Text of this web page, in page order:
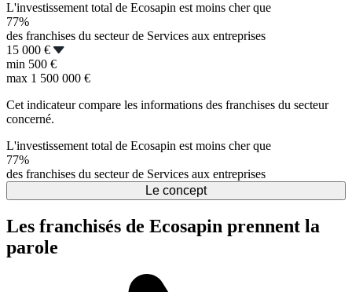
L'investissement total de Ecosapin est moins cher que
77%
des franchises du secteur de Services aux entreprises
15 000 €
min 500 €
max 1 500 000 €
Cet indicateur compare les informations des franchises du secteur
concerné.
L'investissement total de Ecosapin est moins cher que
77%
des franchises du secteur de Services aux entreprises
Le concept
Les franchisés de Ecosapin prennent la
parole